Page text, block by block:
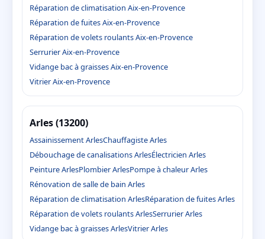
Réparation de climatisation Aix-en-Provence
Réparation de fuites Aix-en-Provence
Réparation de volets roulants Aix-en-Provence
Serrurier Aix-en-Provence
Vidange bac à graisses Aix-en-Provence
Vitrier Aix-en-Provence
Arles (13200)
Assainissement ArlesChauffagiste Arles
Débouchage de canalisations ArlesÉlectricien Arles
Peinture ArlesPlombier ArlesPompe à chaleur Arles
Rénovation de salle de bain Arles
Réparation de climatisation ArlesRéparation de fuites Arles
Réparation de volets roulants ArlesSerrurier Arles
Vidange bac à graisses ArlesVitrier Arles